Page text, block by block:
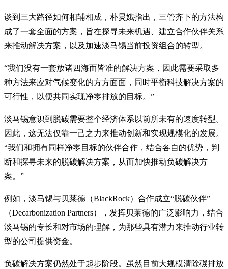
谈到三大路径如何相辅相成，朴炅娥指出，三管齐下的方法构
成了一套全面的方案，旨在探寻未来机遇、建立合作伙伴关系
来推动解决方案，以及加速淡马锡当前投资组合的转型。
“我们没有一套放诸四海而皆准的解决方案，因此需要采取多
种方法来应对气候变化的方方面面，同时平衡科技解决方案的
可行性，以便共同实现净零排放的目标。”
淡马锡意识到脱碳需要整个经济体系以前所未有的速度转型。
因此，这无法仅靠一己之力来推动创新和实现规模化的发展。
“我们和拥有同样净零目标的伙伴合作，结合各自的优势，判
断和探寻未来的脱碳解决方案，从而加快推动负碳解决方
案。”
例如，淡马锡与贝莱德（BlackRock）合作成立“脱碳伙伴”
（Decarbonization Partners），发挥贝莱德的广泛影响力，结合
淡马锡的专长和对市场的理解，为那些具有潜力来推动行业转
型的公司提供资金。
负碳解决方案仍然处于起步阶段。虽然目前大规模清除碳排放